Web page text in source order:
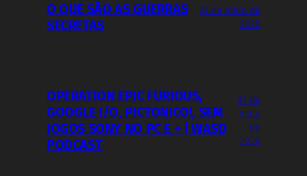
O QUE SÃO AS GUERRAS
SECRETAS
21 de maio de
2026
OPERATION EPIC FURIOUS,
GOOGLE I/O, PICTONICO!, SEM
JOGOS SONY NO PC E + | WASD
PODCAST
21 de
maio
de
2026